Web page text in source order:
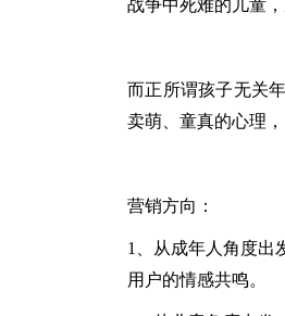
战争中死难的儿童
而正所谓孩子无关
卖萌、童真的心理
营销方向：
1、从成年人角度出
用户的情感共鸣。